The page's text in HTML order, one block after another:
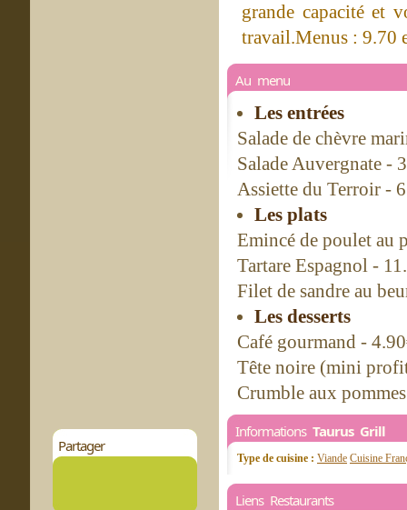
Partager
grande capacité et
travail.Menus : 9.70
Au menu
Les entrées
Salade de chèvre
Salade Auvergnate -
Assiette du Terroir -
Les plats
Emincé de poulet au
Tartare Espagnol -
Filet de sandre au
Les desserts
Café gourmand -
Tête noire (mini
Crumble aux
Informations Taurus Grill
Type de cuisine : Viande Cuisine
Liens Restaurants